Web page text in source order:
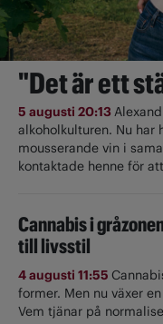
"Det är ett
5 augusti 20:13
alkoholkulturen. Nu
mousserande vin i
kontaktade henne för
Cannabis i
till livsstil
4 augusti 11:55
former. Men nu växer
Vem tjänar på